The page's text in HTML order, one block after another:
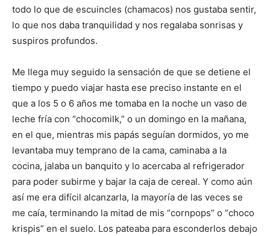
todo lo que de escuincles (chamacos) nos gustaba sentir,
lo que nos daba tranquilidad y nos regalaba sonrisas y
suspiros profundos.
Me llega muy seguido la sensación de que se detiene el
tiempo y puedo viajar hasta ese preciso instante en el
que a los 5 o 6 años me tomaba en la noche un vaso de
leche fría con “chocomilk,” o un domingo en la mañana,
en el que, mientras mis papás seguían dormidos, yo me
levantaba muy temprano de la cama, caminaba a la
cocina, jalaba un banquito y lo acercaba al refrigerador
para poder subirme y bajar la caja de cereal. Y como aún
así me era difícil alcanzarla, la mayoría de las veces se
me caía, terminando la mitad de mis “cornpops” o “choco
krispis” en el suelo. Los pateaba para esconderlos debajo